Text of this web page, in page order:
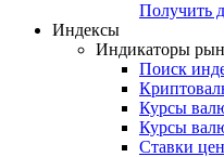
Получить
Индексы
Индикаторы
Поиск
Курсы
Курсы
Ставки